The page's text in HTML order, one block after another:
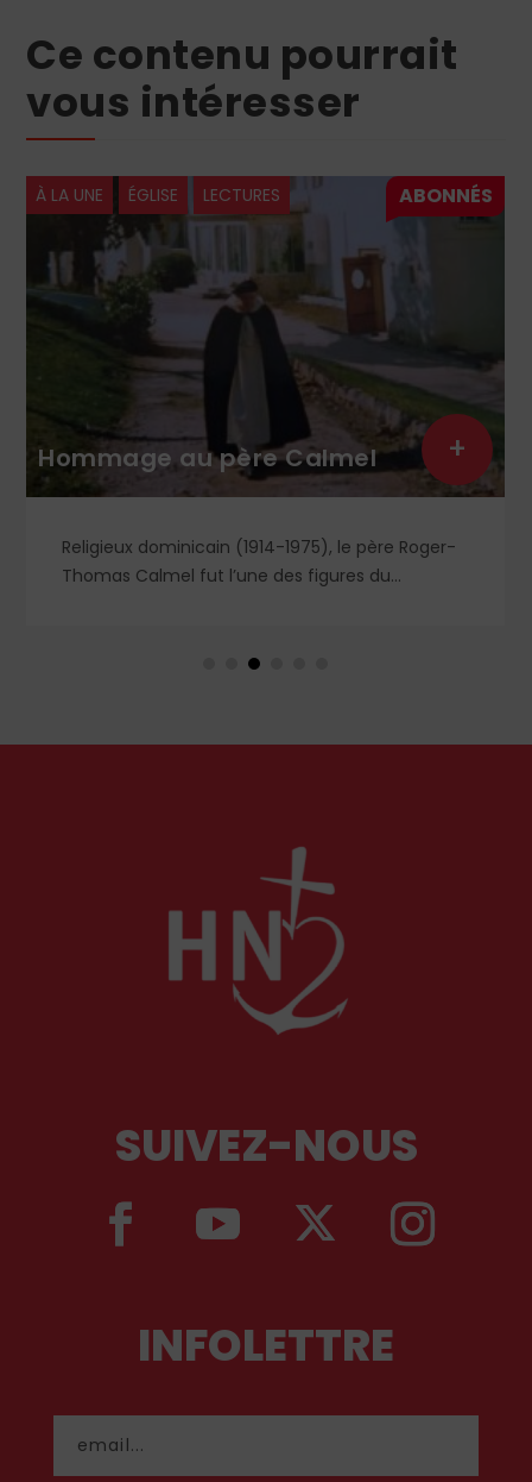
Ce contenu pourrait
vous intéresser
À LA UNE ÉGLISE LECTURES
Hommage au père Calmel
Religieux dominicain (1914-1975), le père Roger-
Thomas Calmel fut l’une des figures du
ainsi qu’aux antiques observances de son ordre.
siècle. Deux ouvrages récents lui rendent
+
SUIVEZ-NOUS
INFOLETTRE